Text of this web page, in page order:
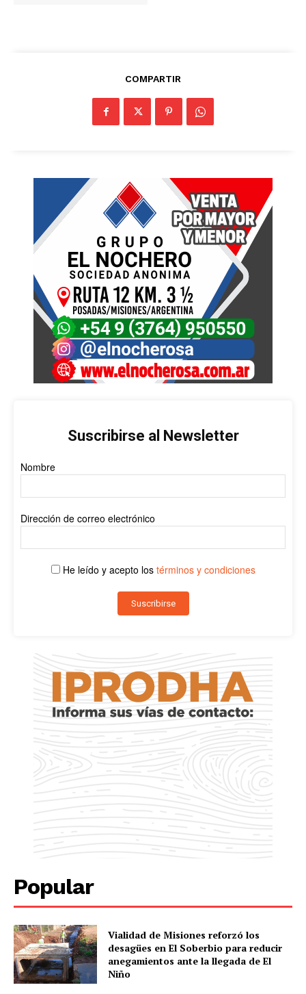
COMPARTIR
Suscribirse al Newsletter
Nombre
Dirección de correo electrónico
He leído y acepto los términos y condiciones
Popular
Vialidad de Misiones reforzó los
desagües en El Soberbio para reducir
anegamientos ante la llegada de El
Niño